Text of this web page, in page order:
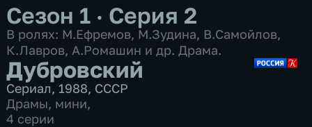
Сезон 1 · Серия 2
В ролях: М.Ефремов, М.Зудина, В.Самойлов,
К.Лавров, А.Ромашин и др. Драма.
Дубровский
Сериал, 1988, СССР
Драмы, мини,
4 серии